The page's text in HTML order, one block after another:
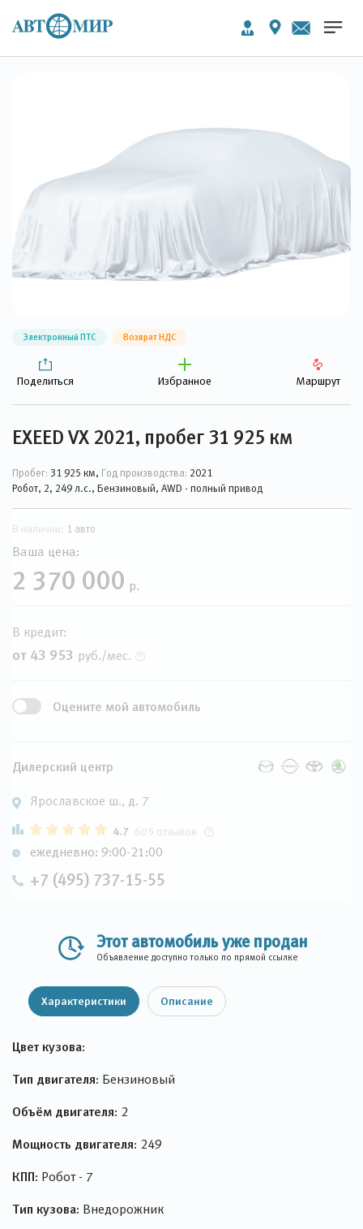
Электронный ПТС Возврат НДС
Поделиться Избранное Маршрут
EXEED VX 2021, пробег 31 925 км
Пробег: 31 925 км, Год производства: 2021
Робот, 2, 249 л.с., Бензиновый, AWD - полный привод
В наличии: 1 авто
Ваша цена:
2 370 000 р.
В кредит:
от 43 953 руб./мес.
Оцените мой автомобиль
Дилерский центр
Ярославское ш., д. 7
4.7 605 отзывов
ежедневно: 9:00-21:00
+7 (495) 737-15-55
Этот автомобиль уже продан
Объявление доступно только по прямой ссылке
Характеристики Описание
Цвет кузова:
Тип двигателя: Бензиновый
Объём двигателя: 2
Мощность двигателя: 249
КПП: Робот - 7
Тип кузова: Внедорожник